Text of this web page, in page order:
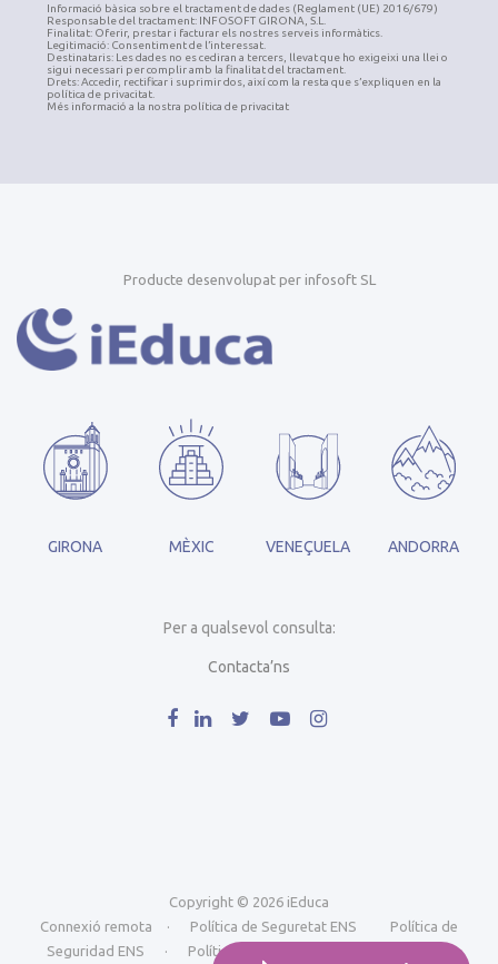
Informació bàsica sobre el tractament de dades (Reglament (UE) 2016/679)
Responsable del tractament: INFOSOFT GIRONA, S.L.
Finalitat: Oferir, prestar i facturar els nostres serveis informàtics.
Legitimació: Consentiment de l’interessat.
Destinataris: Les dades no es cediran a tercers, llevat que ho exigeixi una llei o
sigui necessari per complir amb la finalitat del tractament.
Drets: Accedir, rectificar i suprimir dos, així com la resta que s’expliquen en la
política de privacitat.
Més informació a la nostra política de privacitat
Producte desenvolupat per infosoft SL
GIRONA MÈXIC VENEÇUELA ANDORRA
Per a qualsevol consulta:
Contacta’ns
Copyright © 2026 iEduca
Connexió remota
· Política de Seguretat ENS
Política de
Seguridad ENS
· Política de Seguretat ISO